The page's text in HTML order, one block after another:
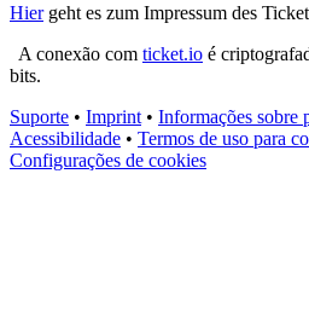
Hiergeht es zum Impressum des
A conexão com ticket.io é
bits.
Suporte • Imprint • Informações sobre
Acessibilidade • Termos de uso para
Configurações de cookies